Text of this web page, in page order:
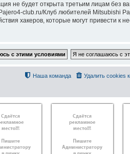
не будет открыта третьим лицам без
club.ru/Клуб любителей Mitsubishi
хакеров, которые могут привести к
Удалить cookies
Наша команда